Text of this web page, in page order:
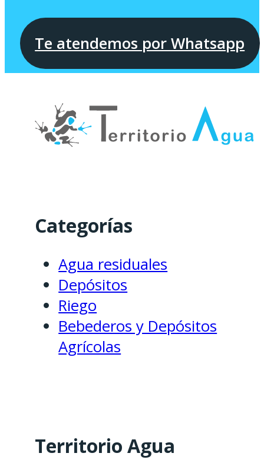
Te atendemos por Whatsapp
Categorías
Agua residuales
Depósitos
Riego
Bebederos y Depósitos
Agrícolas
Territorio Agua